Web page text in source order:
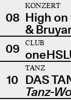
08
KONZERT
High on
&
09
CLUB
10
TANZ
DAS
Tanz-